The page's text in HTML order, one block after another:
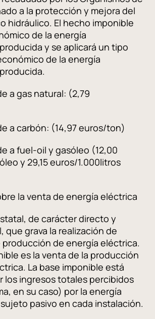
a la protección y mejora del
hidráulico. El hecho imponible
de la energía
y se aplicará un tipo
de la energía
a gas natural: (2,79
a carbón: (14,97 euros/ton)
a fuel-oil y gasóleo (12,00
y 29,15 euros/1.000litros
la venta de energía eléctrica
de carácter directo y
que grava la realización de
de energía eléctrica.
es la venta de la producción
La base imponible está
los ingresos totales percibidos
en su caso) por la energía
pasivo en cada instalación.